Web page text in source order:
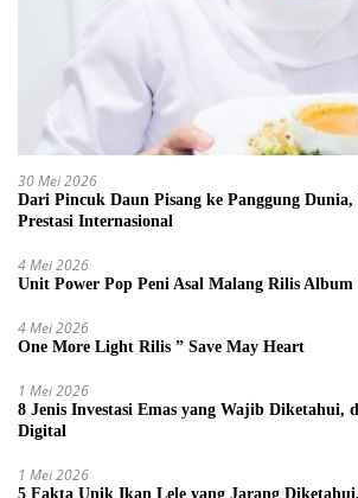
30 Mei 2026
Dari Pincuk Daun Pisang ke Panggung Dunia,
Prestasi Internasional
4 Mei 2026
Unit Power Pop Peni Asal Malang Rilis Album
4 Mei 2026
One More Light Rilis ” Save May Heart
1 Mei 2026
8 Jenis Investasi Emas yang Wajib Diketahui,
Digital
1 Mei 2026
5 Fakta Unik Ikan Lele yang Jarang